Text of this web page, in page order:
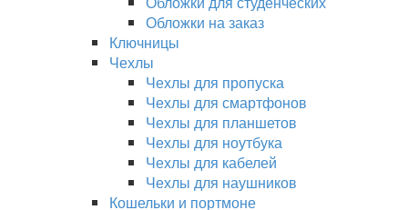
Обложки на заказ
Ключницы
Чехлы
Чехлы для пропуска
Чехлы для смартфонов
Чехлы для планшетов
Чехлы для ноутбука
Чехлы для кабелей
Чехлы для наушников
Кошельки и портмоне